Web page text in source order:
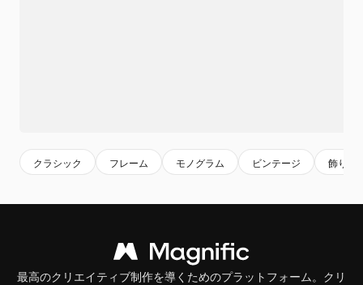
クラシック フレーム モノグラム ビンテージ 飾り罫
最高のクリエイティブ制作を導くためのプラットフォーム。クリ